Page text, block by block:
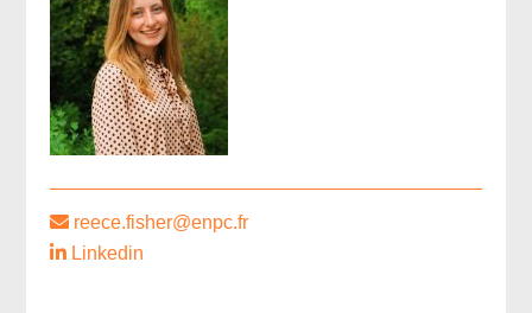
reece.fisher@enpc.fr
Linkedin